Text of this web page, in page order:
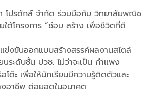
โปรดักส์ จำกัด ร่วมมือกับ วิทยาลัยพณิช
ใต้โครงการ “ซ่อม สร้าง เพื่อชีวิตที่ดี
ข่งขันออกแบบสร้างสรรค์ผลงานสไตล์
ระดับชั้น ปวช. ไม่ว่าจะเป็น กำแพง
โต๊ะ เพื่อให้นักเรียนมีความรู้ติดตัวและ
งอาชีพ ต่อยอดในอนาคต